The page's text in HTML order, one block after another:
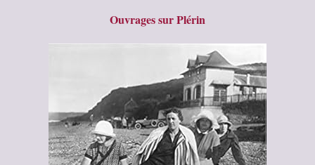
Ouvrages sur Plérin